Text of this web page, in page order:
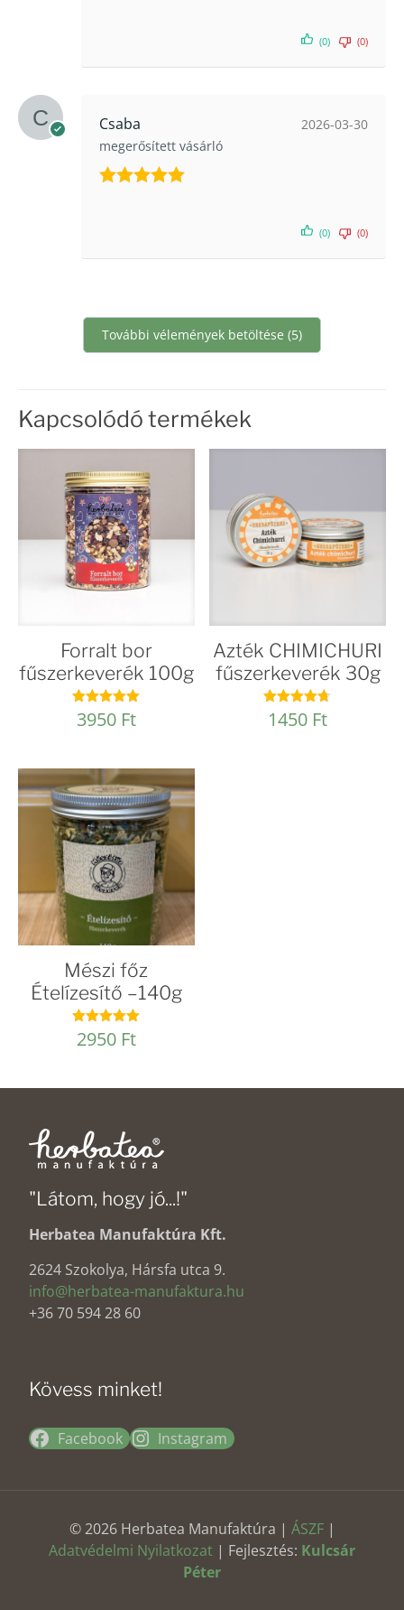
(0) (0)
Csaba
megerősített vásárló
2026-03-30
(0) (0)
További vélemények betöltése (5)
Kapcsolódó termékek
Forralt bor
fűszerkeverék 100g
Értékelés:
4.97
3950 Ft
Azték CHIMICHURI
fűszerkeverék 30g
Értékelés:
4.67
1450 Ft
Mészi főz
Ételízesítő –140g
Értékelés:
5.00
2950 Ft
"Látom, hogy jó...!"
Herbatea Manufaktúra Kft.
2624 Szokolya, Hársfa utca 9.
info@herbatea-manufaktura.hu
+36 70 594 28 60
Kövess minket!
Facebook Instagram
© 2026 Herbatea Manufaktúra | ÁSZF|
Adatvédelmi Nyilatkozat | Fejlesztés: Kulcsár
Péter